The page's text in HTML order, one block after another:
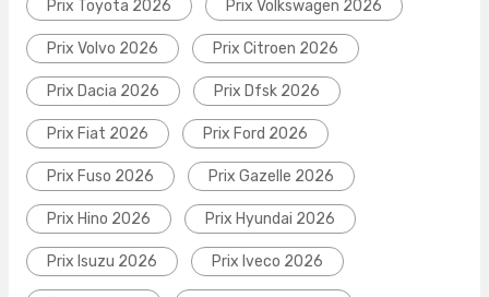
Prix Toyota 2026 Prix Volkswagen 2026
Prix Volvo 2026 Prix Citroen 2026
Prix Dacia 2026 Prix Dfsk 2026
Prix Fiat 2026 Prix Ford 2026
Prix Fuso 2026 Prix Gazelle 2026
Prix Hino 2026 Prix Hyundai 2026
Prix Isuzu 2026 Prix Iveco 2026